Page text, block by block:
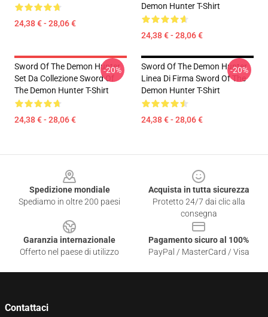
24,38 € - 28,06 €
Demon Hunter T-Shirt
24,38 € - 28,06 €
Sword Of The Demon Hunter
Set Da Collezione Sword Of
The Demon Hunter T-Shirt
24,38 € - 28,06 €
-20%
Sword Of The Demon Hunter
Linea Di Firma Sword Of The
Demon Hunter T-Shirt
24,38 € - 28,06 €
-20%
Spedizione mondiale
Spediamo in oltre 200 paesi
Acquista in tutta sicurezza
Protetto 24/7 dai clic alla
consegna
Garanzia internazionale
Offerto nel paese di utilizzo
Pagamento sicuro al 100%
PayPal / MasterCard / Visa
Contattaci